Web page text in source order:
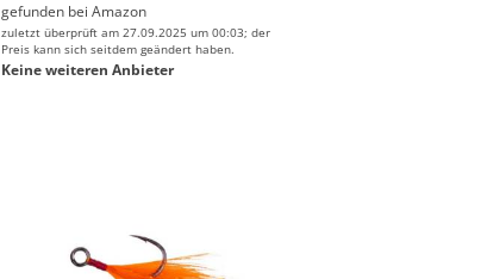
gefunden bei Amazon
zuletzt überprüft am 27.09.2025 um 00:03; der
Preis kann sich seitdem geändert haben.
Keine weiteren Anbieter